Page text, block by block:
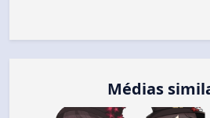
Médias